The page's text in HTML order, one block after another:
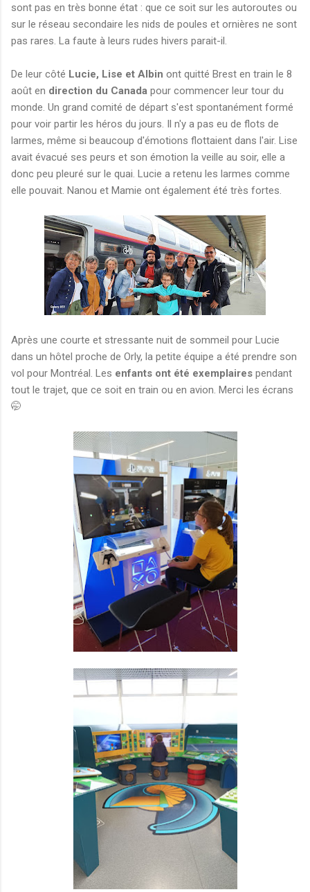
sont pas en très bonne état : que ce soit sur les autoroutes ou
sur le réseau secondaire les nids de poules et ornières ne sont
pas rares. La faute à leurs rudes hivers parait-il.
De leur côté Lucie, Lise et Albin ont quitté Brest en train le 8
août en direction du Canada pour commencer leur tour du
monde. Un grand comité de départ s'est spontanément formé
pour voir partir les héros du jours. Il n'y a pas eu de flots de
larmes, même si beaucoup d'émotions flottaient dans l'air. Lise
avait évacué ses peurs et son émotion la veille au soir, elle a
donc peu pleuré sur le quai. Lucie a retenu les larmes comme
elle pouvait. Nanou et Mamie ont également été très fortes.
Après une courte et stressante nuit de sommeil pour Lucie
dans un hôtel proche de Orly, la petite équipe a été prendre son
vol pour Montréal. Les enfants ont été exemplaires pendant
tout le trajet, que ce soit en train ou en avion. Merci les écrans
🤭